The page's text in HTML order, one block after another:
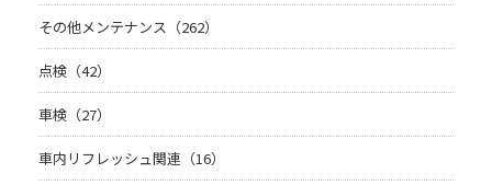
その他メンテナンス（262）
点検（42）
車検（27）
車内リフレッシュ関連（16）